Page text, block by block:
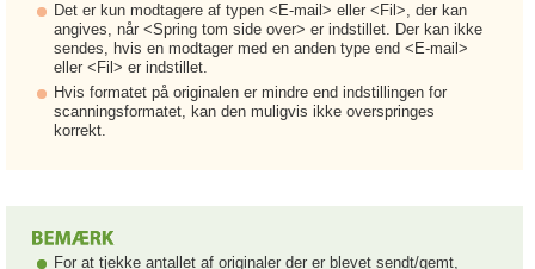
Det er kun modtagere af typen <E-mail> eller <Fil>, der kan
angives, når <Spring tom side over> er indstillet. Der kan ikke
sendes, hvis en modtager med en anden type end <E-mail>
eller <Fil> er indstillet.
Hvis formatet på originalen er mindre end indstillingen for
scanningsformatet, kan den muligvis ikke overspringes
korrekt.
For at tjekke antallet af originaler der er blevet sendt/gemt,